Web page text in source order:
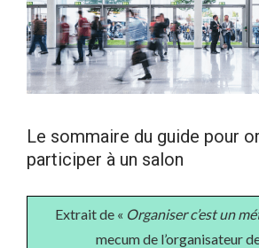
Le sommaire du guide pour
participer à un salon
Extrait de « Organiser c’est un
mecum de l’organisateur